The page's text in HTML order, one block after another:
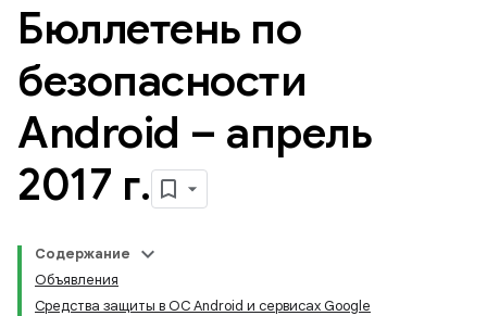
Бюллетень по
безопасности
Android – апрель
2017 г.
Содержание
Объявления
Средства защиты в ОС Android и сервисах Google